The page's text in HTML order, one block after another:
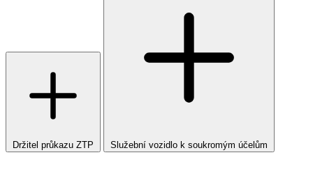
Držitel průkazu ZTP Služební vozidlo k soukromým účelům